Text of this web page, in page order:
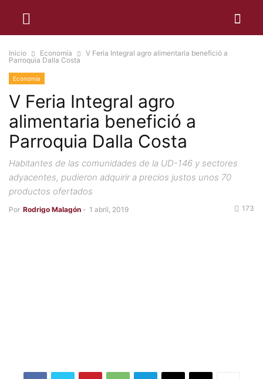
Inicio Economía
V Feria Integral agro alimentaria benefició a
Parroquia Dalla Costa
Economía
V Feria Integral agro
alimentaria benefició a
Parroquia Dalla Costa
Habitantes de las comunidades de la UD-146 y sectores
adyacentes, pudieron adquirir a precios justos unos 70
productos ofertados
Por Rodrigo Malagón - 1 abril, 2019 173